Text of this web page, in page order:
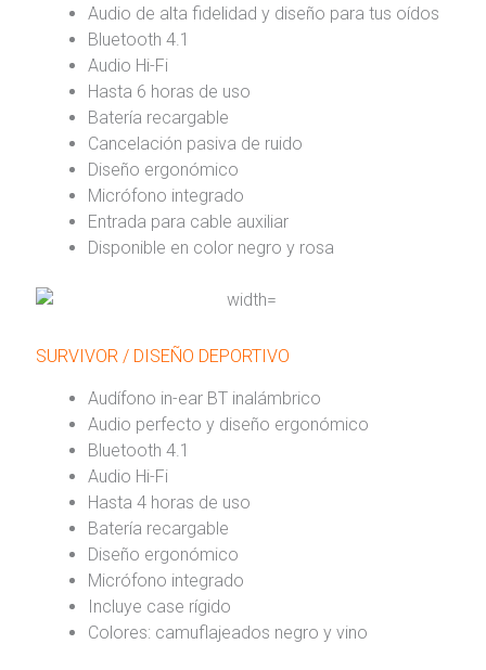
Audio de alta fidelidad y diseño para tus oídos
Bluetooth 4.1
Audio Hi-Fi
Hasta 6 horas de uso
Batería recargable
Cancelación pasiva de ruido
Diseño ergonómico
Micrófono integrado
Entrada para cable auxiliar
Disponible en color negro y rosa
SURVIVOR / DISEÑO DEPORTIVO
Audífono in-ear BT inalámbrico
Audio perfecto y diseño ergonómico
Bluetooth 4.1
Audio Hi-Fi
Hasta 4 horas de uso
Batería recargable
Diseño ergonómico
Micrófono integrado
Incluye case rígido
Colores: camuflajeados negro y vino